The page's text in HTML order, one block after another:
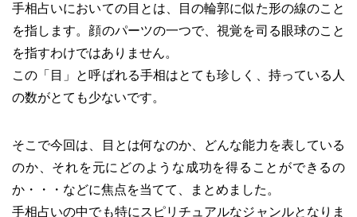
手相占いにおいての目とは、目の輪郭に似た形の線のこと
を指します。顔のパーツの一つで、視覚を司る眼球のこと
を指すわけではありません。
この「目」と呼ばれる手相はとても珍しく、持っている人
の数がとても少ないです。
そこで今回は、目とは何なのか、どんな能力を表している
のか、それを元にどのような成功を得ることができるの
か・・・などに焦点を当てて、まとめました。
手相占いの中でも特にスピリチュアルなジャンルとなりま